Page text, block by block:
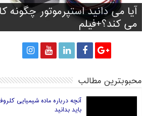
آیا می دانید استپرموتور چگونه
می کند؟+فیلم
راه های انتخاب فیلامنت خوب
پرینتر سه بعدی
آیا آینده صنعت چاپ سه بعدی
جهان در دست چین خواهد بود؟
تولید کفش با توجه به فرم و
پا
پرینت سه بعدی سیانوباکترها
قارچ و تولید برق!
محبوبترین مطالب
آنچه درباره ماده شیمیایی
باید بدانید